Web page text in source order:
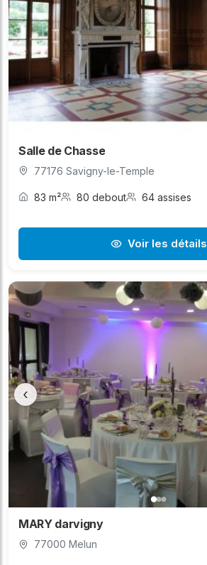
Salle de Chasse
77176 Savigny-le-Temple
83 m² 80 debout 64 assises
Voir les détails
‹
MARY darvigny
77000 Melun